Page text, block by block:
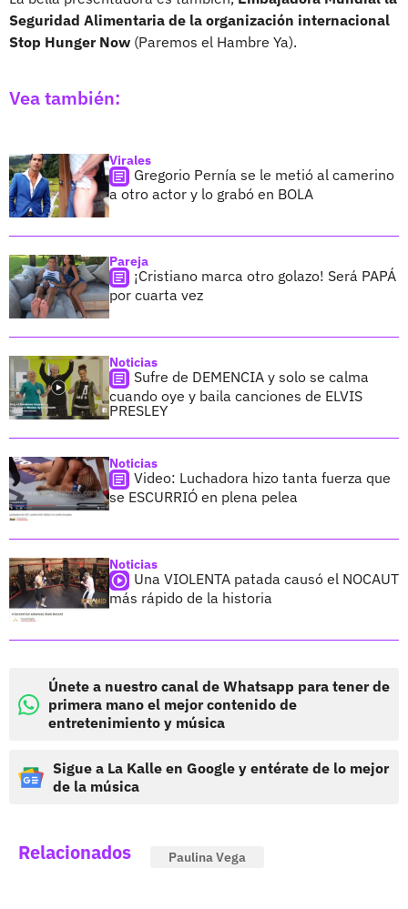
Seguridad Alimentaria de la organización internacional
Stop Hunger Now (Paremos el Hambre Ya).
Vea también:
Virales
Gregorio Pernía se le metió al camerino
a otro actor y lo grabó en BOLA
Pareja
¡Cristiano marca otro golazo! Será PAPÁ
por cuarta vez
Noticias
Sufre de DEMENCIA y solo se calma
cuando oye y baila canciones de ELVIS
PRESLEY
Noticias
Video: Luchadora hizo tanta fuerza que
se ESCURRIÓ en plena pelea
Noticias
Una VIOLENTA patada causó el NOCAUT
más rápido de la historia
Únete a nuestro canal de Whatsapp para tener de
primera mano el mejor contenido de
entretenimiento y música
Sigue a La Kalle en Google y entérate de lo mejor
de la música
Relacionados Paulina Vega